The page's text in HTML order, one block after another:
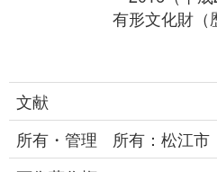
有形文化財（
文献
所有・管理
所有：松江